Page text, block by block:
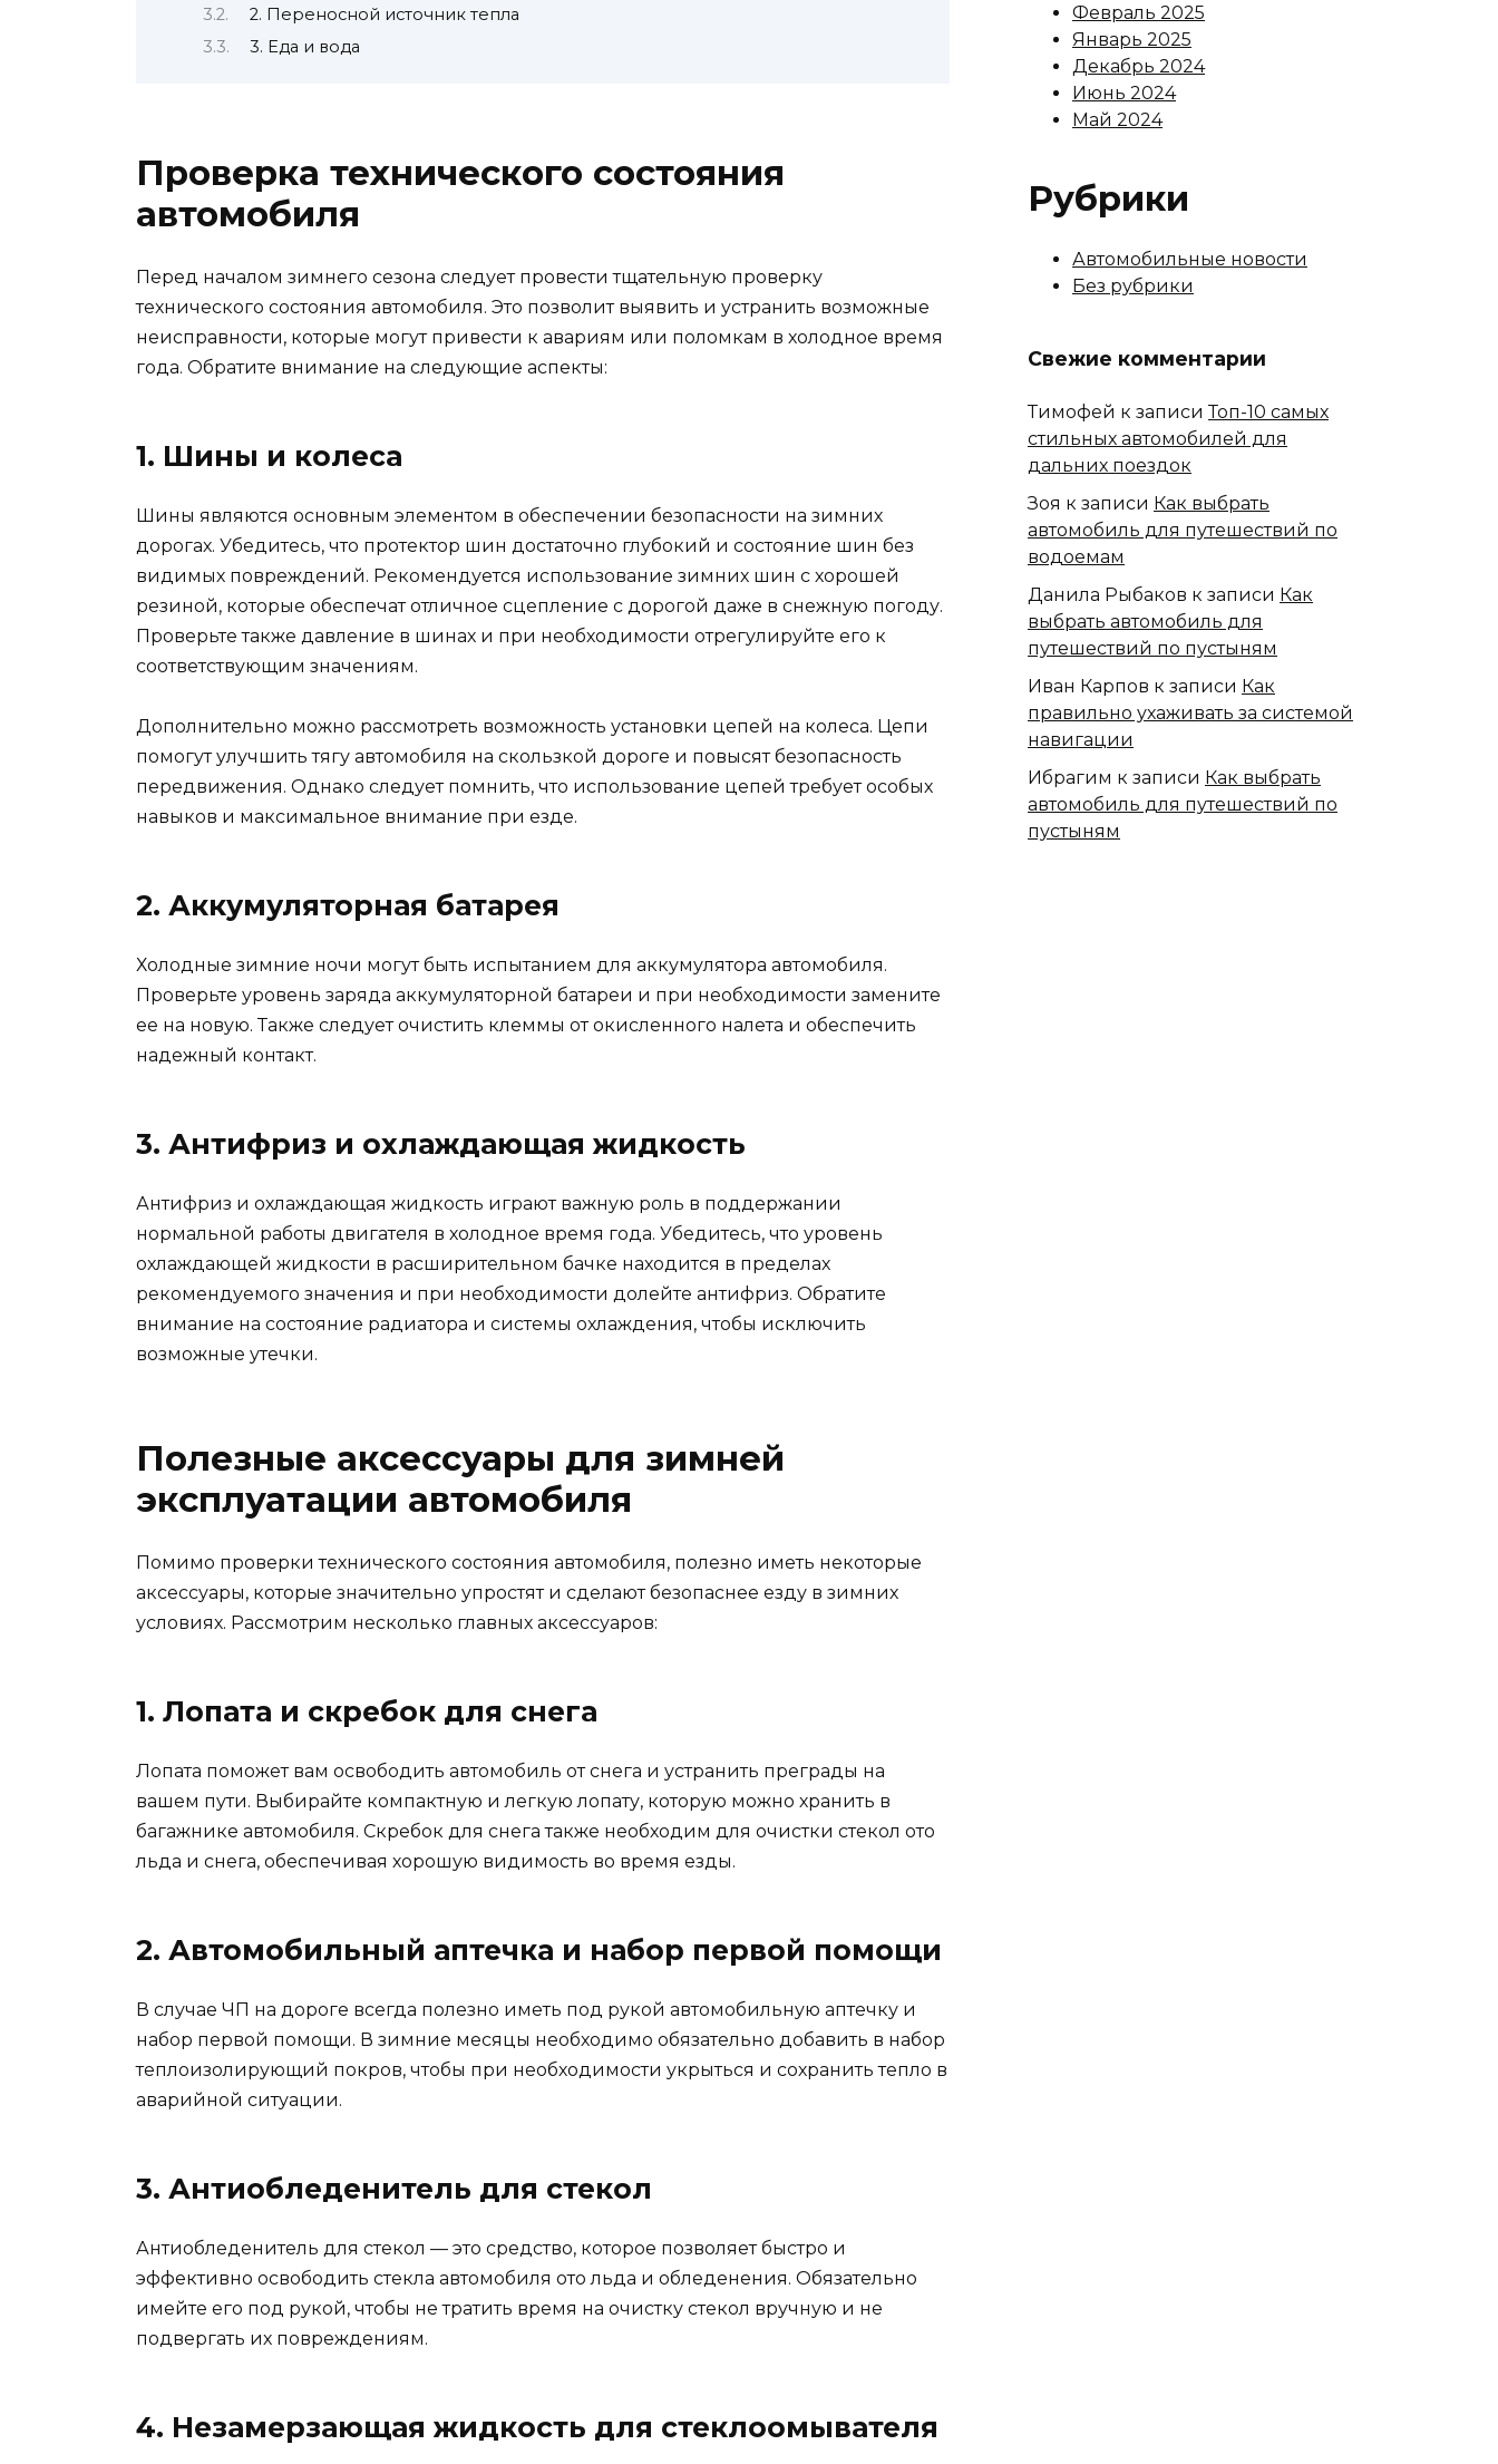
2. Переносной источник тепла
3. Еда и вода
Проверка технического состояния
автомобиля
Перед началом зимнего сезона следует провести тщательную проверку
технического состояния автомобиля. Это позволит выявить и устранить возможные
неисправности, которые могут привести к авариям или поломкам в холодное время
года. Обратите внимание на следующие аспекты:
1. Шины и колеса
Шины являются основным элементом в обеспечении безопасности на зимних
дорогах. Убедитесь, что протектор шин достаточно глубокий и состояние шин без
видимых повреждений. Рекомендуется использование зимних шин с хорошей
резиной, которые обеспечат отличное сцепление с дорогой даже в снежную погоду.
Проверьте также давление в шинах и при необходимости отрегулируйте его к
соответствующим значениям.
Дополнительно можно рассмотреть возможность установки цепей на колеса. Цепи
помогут улучшить тягу автомобиля на скользкой дороге и повысят безопасность
передвижения. Однако следует помнить, что использование цепей требует особых
навыков и максимальное внимание при езде.
2. Аккумуляторная батарея
Холодные зимние ночи могут быть испытанием для аккумулятора автомобиля.
Проверьте уровень заряда аккумуляторной батареи и при необходимости замените
ее на новую. Также следует очистить клеммы от окисленного налета и обеспечить
надежный контакт.
3. Антифриз и охлаждающая жидкость
Антифриз и охлаждающая жидкость играют важную роль в поддержании
нормальной работы двигателя в холодное время года. Убедитесь, что уровень
охлаждающей жидкости в расширительном бачке находится в пределах
рекомендуемого значения и при необходимости долейте антифриз. Обратите
внимание на состояние радиатора и системы охлаждения, чтобы исключить
возможные утечки.
Полезные аксессуары для зимней
эксплуатации автомобиля
Помимо проверки технического состояния автомобиля, полезно иметь некоторые
аксессуары, которые значительно упростят и сделают безопаснее езду в зимних
условиях. Рассмотрим несколько главных аксессуаров:
1. Лопата и скребок для снега
Лопата поможет вам освободить автомобиль от снега и устранить преграды на
вашем пути. Выбирайте компактную и легкую лопату, которую можно хранить в
багажнике автомобиля. Скребок для снега также необходим для очистки стекол ото
льда и снега, обеспечивая хорошую видимость во время езды.
2. Автомобильный аптечка и набор первой помощи
В случае ЧП на дороге всегда полезно иметь под рукой автомобильную аптечку и
набор первой помощи. В зимние месяцы необходимо обязательно добавить в набор
теплоизолирующий покров, чтобы при необходимости укрыться и сохранить тепло в
аварийной ситуации.
3. Антиобледенитель для стекол
Антиобледенитель для стекол — это средство, которое позволяет быстро и
эффективно освободить стекла автомобиля ото льда и обледенения. Обязательно
имейте его под рукой, чтобы не тратить время на очистку стекол вручную и не
подвергать их повреждениям.
4. Незамерзающая жидкость для стеклоомывателя
Февраль 2025
Январь 2025
Декабрь 2024
Июнь 2024
Май 2024
Рубрики
Автомобильные новости
Без рубрики
Свежие комментарии
Тимофей к записиТоп-10 самых
стильных автомобилей для
дальних поездок
Зоя к записи Как выбрать
автомобиль для путешествий по
водоемам
Данила Рыбаков к записи Как
выбрать автомобиль для
путешествий по пустыням
Иван Карпов к записи Как
правильно ухаживать за системой
навигации
Ибрагим к записи Как выбрать
автомобиль для путешествий по
пустыням